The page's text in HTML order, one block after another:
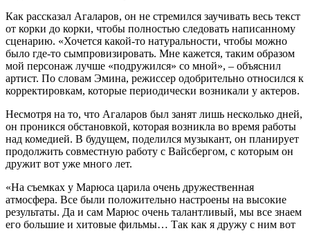
Как рассказал Агаларов, он не стремился заучивать весь текст
от корки до корки, чтобы полностью следовать написанному
сценарию. «Хочется какой-то натуральности, чтобы можно
было где-то сымпровизировать. Мне кажется, таким образом
мой персонаж лучше «подружился» со мной», – объяснил
артист. По словам Эмина, режиссер одобрительно относился к
корректировкам, которые периодически возникали у актеров.
Несмотря на то, что Агаларов был занят лишь несколько дней,
он проникся обстановкой, которая возникла во время работы
над комедией. В будущем, поделился музыкант, он планирует
продолжить совместную работу с Вайсбергом, с которым он
дружит вот уже много лет.
«На съемках у Марюса царила очень дружественная
атмосфера. Все были положительно настроены на высокие
результаты. Да и сам Марюс очень талантливый, мы все знаем
его большие и хитовые фильмы… Так как я дружу с ним вот